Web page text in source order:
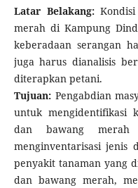
Latar Belakang:Kondisi
merah di Kampung
keberadaan serangan
juga harus dianalisis
diterapkan petani.
Tujuan:Pengabdian
untuk mengidentifikasi
dan bawang
menginventarisasi jenis
penyakit tanaman yang
dan bawang merah,